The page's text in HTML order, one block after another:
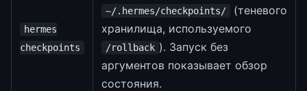
hermes
checkpoints
~/.hermes/checkpoints/
(теневого
хранилища, используемого
/rollback ). Запуск без
аргументов показывает обзор
состояния.